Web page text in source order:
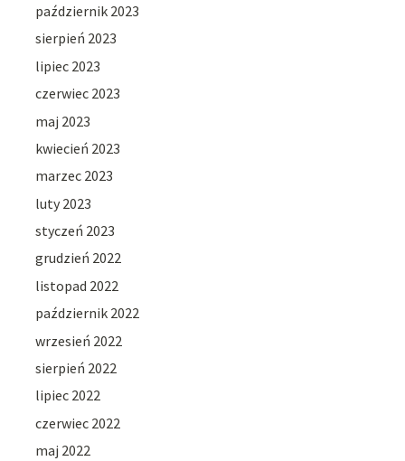
październik 2023
sierpień 2023
lipiec 2023
czerwiec 2023
maj 2023
kwiecień 2023
marzec 2023
luty 2023
styczeń 2023
grudzień 2022
listopad 2022
październik 2022
wrzesień 2022
sierpień 2022
lipiec 2022
czerwiec 2022
maj 2022